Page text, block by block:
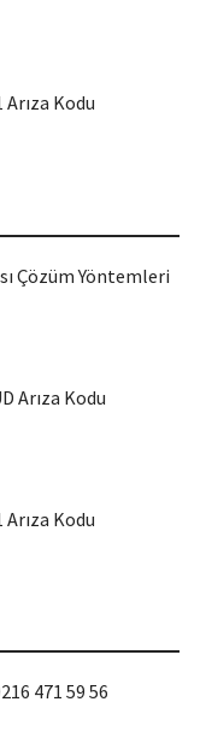
Kodu
Çözüm Yöntemleri
Arıza Kodu
Kodu
471 59 56